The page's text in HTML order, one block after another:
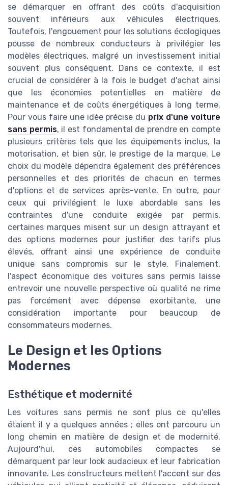
se démarquer en offrant des coûts d'acquisition
souvent inférieurs aux véhicules électriques.
Toutefois, l'engouement pour les solutions écologiques
pousse de nombreux conducteurs à privilégier les
modèles électriques, malgré un investissement initial
souvent plus conséquent. Dans ce contexte, il est
crucial de considérer à la fois le budget d'achat ainsi
que les économies potentielles en matière de
maintenance et de coûts énergétiques à long terme.
Pour vous faire une idée précise du prix d'une voiture
sans permis, il est fondamental de prendre en compte
plusieurs critères tels que les équipements inclus, la
motorisation, et bien sûr, le prestige de la marque. Le
choix du modèle dépendra également des préférences
personnelles et des priorités de chacun en termes
d'options et de services après-vente. En outre, pour
ceux qui privilégient le luxe abordable sans les
contraintes d'une conduite exigée par permis,
certaines marques misent sur un design attrayant et
des options modernes pour justifier des tarifs plus
élevés, offrant ainsi une expérience de conduite
unique sans compromis sur le style. Finalement,
l'aspect économique des voitures sans permis laisse
entrevoir une nouvelle perspective où qualité ne rime
pas forcément avec dépense exorbitante, une
considération importante pour beaucoup de
consommateurs modernes.
Le Design et les Options
Modernes
Esthétique et modernité
Les voitures sans permis ne sont plus ce qu'elles
étaient il y a quelques années ; elles ont parcouru un
long chemin en matière de design et de modernité.
Aujourd'hui, ces automobiles compactes se
démarquent par leur look audacieux et leur fabrication
innovante. Les constructeurs mettent l'accent sur des